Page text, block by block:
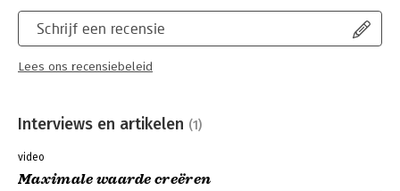
Schrijf een recensie
Lees ons recensiebeleid
Interviews en artikelen (1)
video
Maximale waarde creëren